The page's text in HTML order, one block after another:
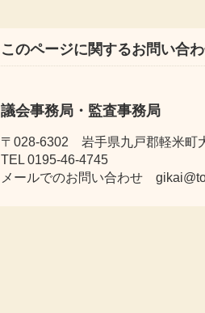
このページに関するお問い合
議会事務局・監査事務局
〒028-6302 岩手県九戸郡軽米町
TEL 0195-46-4745
メールでのお問い合わせ